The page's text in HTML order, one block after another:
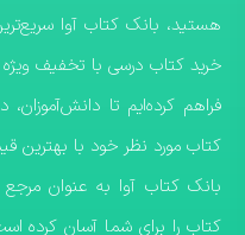
هستید، بانک کتاب آوا
فراهم کرده‌ایم تا
کتاب مورد نظر خود با بهترین
​بانک کتاب آوا به عنوان
کتاب را برای شما آسان کرده